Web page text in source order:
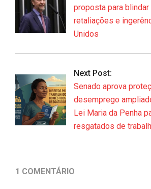
proposta para
retaliações e
Unidos
Next Post:
Senado aprova
desemprego
Lei Maria da Penha
resgatados de
1 COMENTÁRIO